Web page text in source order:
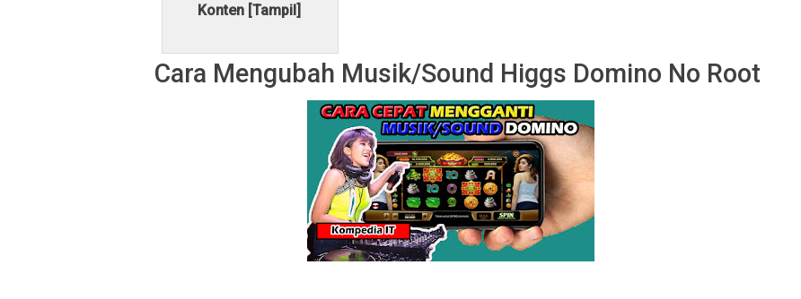
Konten [Tampil]
Cara Mengubah Musik/Sound Higgs Domino No Root